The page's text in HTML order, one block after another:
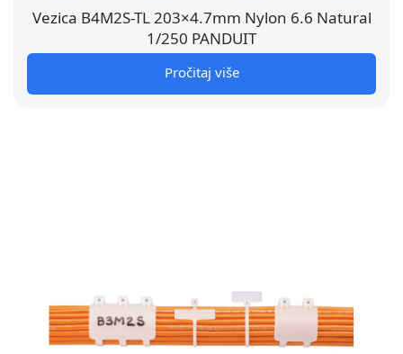
Vezica B4M2S-TL 203×4.7mm Nylon 6.6 Natural
1/250 PANDUIT
Pročitaj više